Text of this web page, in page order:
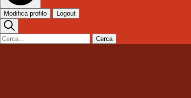
Modifica profilo Logout
Cerca